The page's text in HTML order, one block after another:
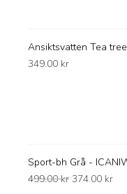
Ansiktsvatten Tea
349.00 kr
Sport-bh Grå -
499.00kr Det
374.00 krDet